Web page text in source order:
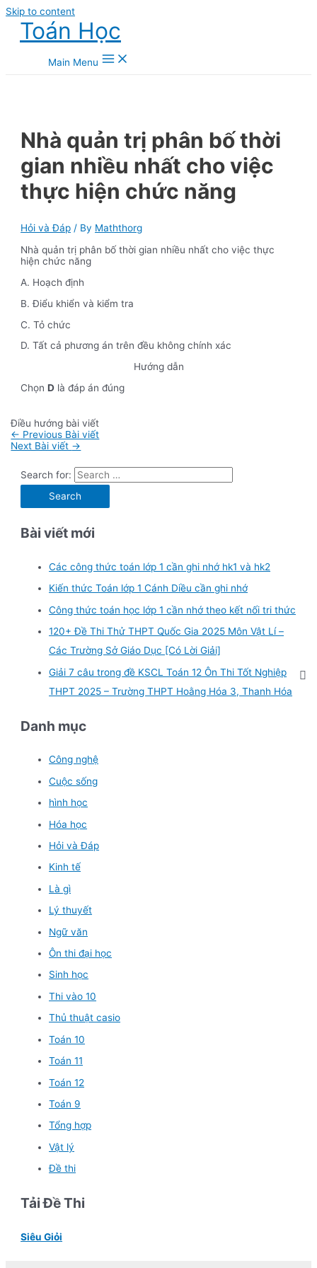
Skip to content
Toán Học
Main Menu
Nhà quản trị phân bố thời
gian nhiều nhất cho việc
thực hiện chức năng
Hỏi và Đáp / By Maththorg
Nhà quản trị phân bố thời gian nhiều nhất cho việc thực
hiện chức năng
A. Hoạch định
B. Điểu khiển và kiểm tra
C. Tỏ chức
D. Tất cả phương án trên đều không chính xác
Hướng dẫn
ChọnD là đáp án đúng
Điều hướng bài viết
← Previous Bài viết
Next Bài viết →
Search for:
Bài viết mới
Các công thức toán lớp 1 cần ghi nhớ hk1 và hk2
Kiến thức Toán lớp 1 Cánh Diều cần ghi nhớ
Công thức toán học lớp 1 cần nhớ theo kết nối tri thức
120+ Đề Thi Thử THPT Quốc Gia 2025 Môn Vật Lí –
Các Trường Sở Giáo Dục [Có Lời Giải]
Giải 7 câu trong đề KSCL Toán 12 Ôn Thi Tốt Nghiệp
THPT 2025 – Trường THPT Hoằng Hóa 3, Thanh Hóa
Danh mục
Công nghệ
Cuộc sống
hình học
Hóa học
Hỏi và Đáp
Kinh tế
Là gì
Lý thuyết
Ngữ văn
Ôn thi đại học
Sinh học
Thi vào 10
Thủ thuật casio
Toán 10
Toán 11
Toán 12
Toán 9
Tổng hợp
Vật lý
Đề thi
Tải Đề Thi
Siêu Giỏi